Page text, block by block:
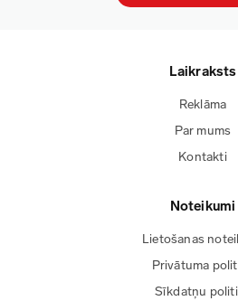
Laikraksts
Reklāma
Par mums
Kontakti
Noteikumi
Lietošanas
Privātuma
Sīkdatņu